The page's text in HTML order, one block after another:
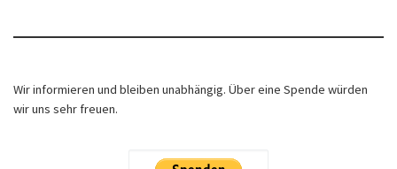
Wir informieren und bleiben unabhängig. Über eine Spende würden
wir uns sehr freuen.